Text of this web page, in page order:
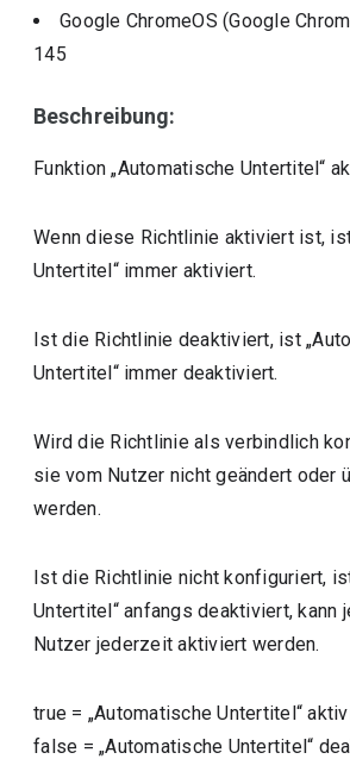
Google ChromeOS (Google
145
Beschreibung:
Funktion „Automatische Untertitel“
Wenn diese Richtlinie aktiviert ist,
Untertitel“ immer aktiviert.
Ist die Richtlinie deaktiviert, ist
Untertitel“ immer deaktiviert.
Wird die Richtlinie als verbindlich
sie vom Nutzer nicht geändert oder
werden.
Ist die Richtlinie nicht konfiguriert,
Untertitel“ anfangs deaktiviert, kann
Nutzer jederzeit aktiviert werden.
true = „Automatische Untertitel“
false =„Automatische Untertitel“